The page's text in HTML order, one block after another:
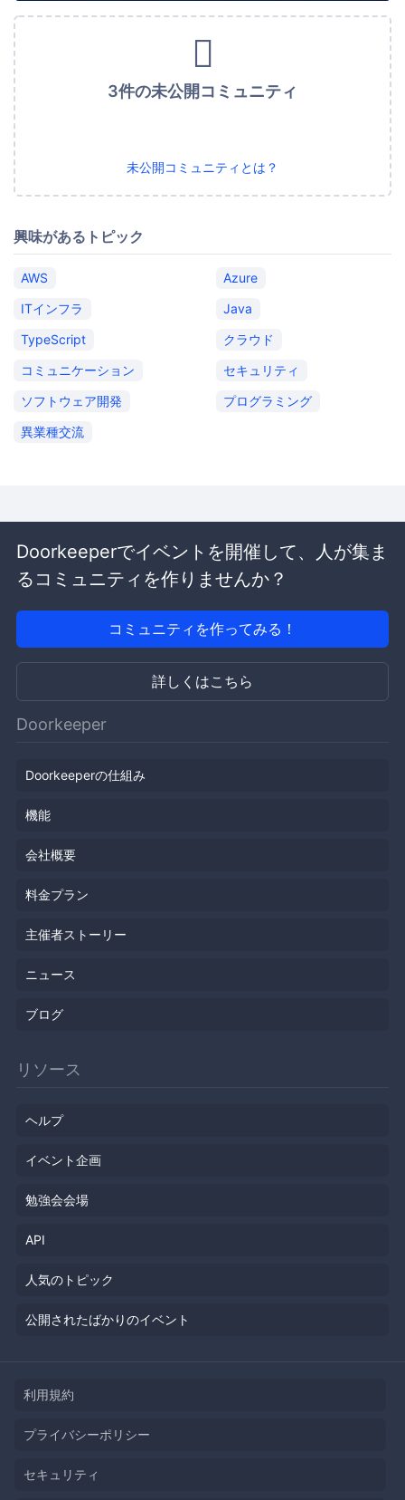
3件の未公開コミュニティ
未公開コミュニティとは？
興味があるトピック
AWS
Azure
ITインフラ
Java
TypeScript
クラウド
コミュニケーション
セキュリティ
ソフトウェア開発
プログラミング
異業種交流
Doorkeeperでイベントを開催して、人が集ま
るコミュニティを作りませんか？
コミュニティを作ってみる！
詳しくはこちら
Doorkeeper
Doorkeeperの仕組み
機能
会社概要
料金プラン
主催者ストーリー
ニュース
ブログ
リソース
ヘルプ
イベント企画
勉強会会場
API
人気のトピック
公開されたばかりのイベント
利用規約
プライバシーポリシー
セキュリティ